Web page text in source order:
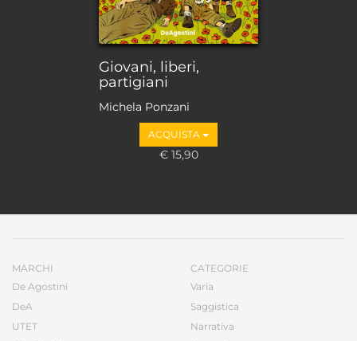
Giovani, liberi,
partigiani
Michela Ponzani
ACQUISTA
€ 15,90
MARCHI
De Agostini
DeA
UTET
CATEGORIE
Varia
Saggistica
Narrativa